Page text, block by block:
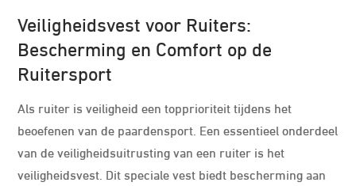
Veiligheidsvest voor Ruiters:
Bescherming en Comfort op de
Ruitersport
Als ruiter is veiligheid een topprioriteit tijdens het
beoefenen van de paardensport. Een essentieel onderdeel
van de veiligheidsuitrusting van een ruiter is het
veiligheidsvest. Dit speciale vest biedt bescherming aan